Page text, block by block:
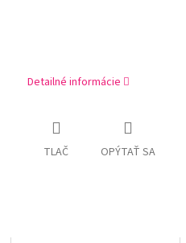
Detailné informácie
TLAČ OPÝTAŤ SA